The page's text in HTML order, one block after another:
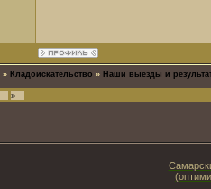
» Кладоискательство » Наши выезды и
»